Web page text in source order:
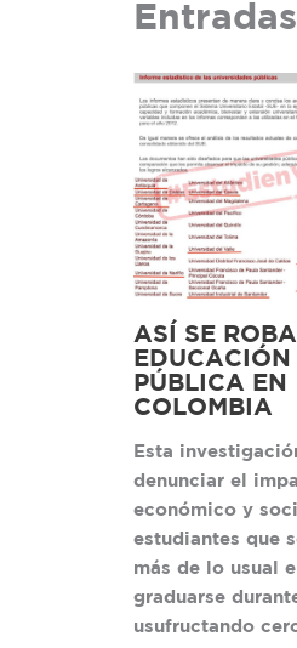
ASÍ SE
EDUCACIÓN
PÚBLICA EN
COLOMBIA
Esta
denunciar el
económico y
estudiantes que
más de lo usual
graduarse
usufructando